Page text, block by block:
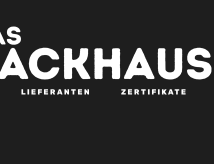
LIEFERANTEN
ZERTIFIKATE